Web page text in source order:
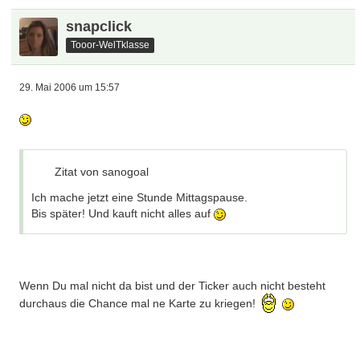
snapclick
Tooor-WelTklasse
29. Mai 2006 um 15:57
Zitat von sanogoal
Ich mache jetzt eine Stunde Mittagspause.
Bis später! Und kauft nicht alles auf
Wenn Du mal nicht da bist und der Ticker auch nicht besteht
durchaus die Chance mal ne Karte zu kriegen!